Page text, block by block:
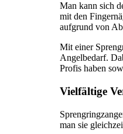
Man kann sich
mit den
aufgrund von
Mit einer
Angelbedarf.
Profis haben
Vielfältige
man sie